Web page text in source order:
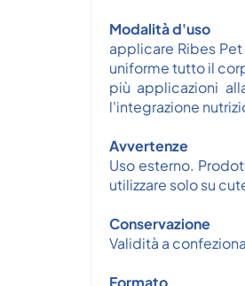
Modalità d'uso
applicare Ribes
uniforme tutto il
più applicazioni
l'integrazione
Avvertenze
Uso esterno.
utilizzare solo su
Conservazione
Validità a
Formato